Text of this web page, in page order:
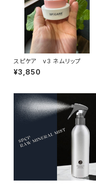
スピケア v3 ネムリップ
¥3,850